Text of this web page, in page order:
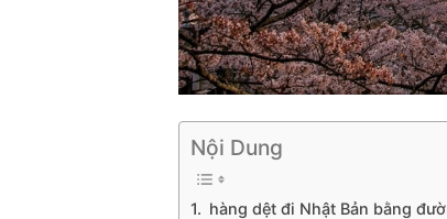
Nội Dung
hàng dệt đi Nhật Bản bằng